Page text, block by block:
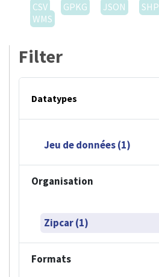
CSV
GPKG JSON SHP
WMS
Filter
Datatypes
Jeu de données (1)
Organisation
Zipcar (1)
Formats